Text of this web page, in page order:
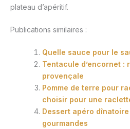
plateau d’apéritif.
Publications similaires :
Quelle sauce pour le
Tentacule d’encornet :
provençale
Pomme de terre pour
choisir pour une
Dessert apéro
gourmandes